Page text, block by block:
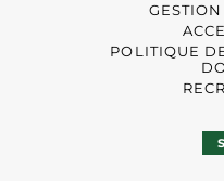
POLITIQUE